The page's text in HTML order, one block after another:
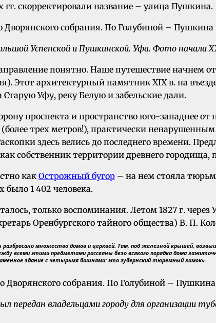
гг. скорректировали название – улица Пушкина.
Успенской и Пушкинской. Уфа. Фото начала
понятно. Наше путешествие начнем от
Этот архитектурный памятник XIX в. на
Старую Уфу, реку Белую и забельские дали.
проспекта и пространство юго-западнее
трех метров!), практически
здесь велись до последнего времени.
собственник территории древнего городища,
как Острожный бугор – на нем стояла
было 1 402 человека.
только воспоминания. Летом 1827 г.
Оренбургского тайного общества) В. П.
разбросано множество домов и церквей. Там, под железной крышей,
всеми этими предметами рассеяны безо всякого порядка дома
здание с четырьмя башнями: это губернский тюремный замок».
передан владельцами городу для организации